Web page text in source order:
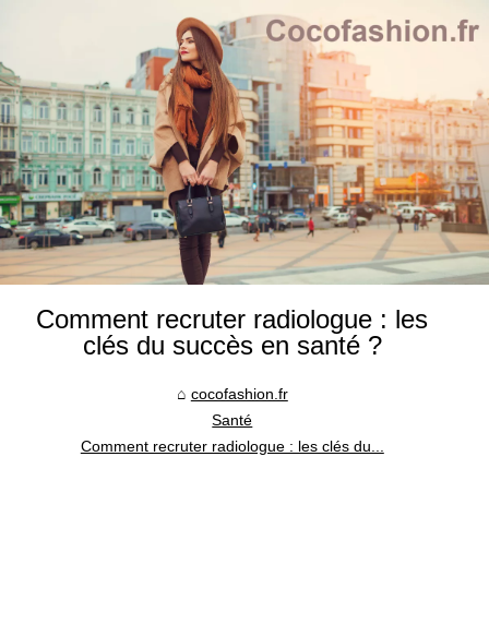
Comment recruter radiologue : les
clés du succès en santé ?
cocofashion.fr
Santé
Comment recruter radiologue : les clés du...